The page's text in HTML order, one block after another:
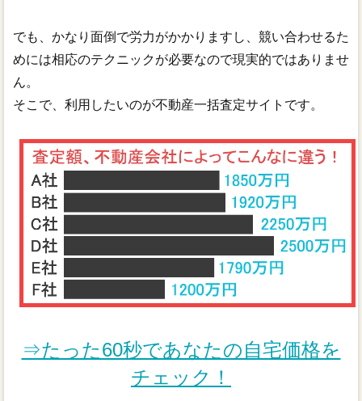
でも、かなり面倒で労力がかかりますし、競い合わせるた
めには相応のテクニックが必要なので現実的ではありませ
ん。
そこで、利用したいのが不動産一括査定サイトです。
⇒たった60秒であなたの自宅価格を
チェック！